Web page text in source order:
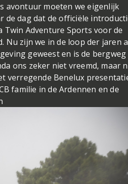
avontuur moeten we eigenlijk
de dag dat de officiële
Twin Adventure Sports voor de
Nu zijn we in de loop der jaren
geweest en is de bergweg
ons zeker niet vreemd, maar
verregende Benelux
familie in de Ardennen en de